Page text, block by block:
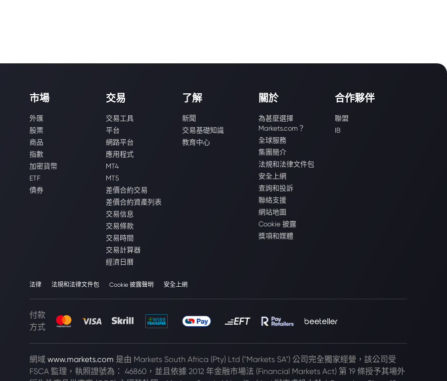
市場
外匯
股票
商品
指數
加密貨幣
ETF
債券
交易
交易工具
平台
網路平台
應用程式
MT4
MT5
差價合約交易
差價合約資產列表
交易信息
交易條款
交易時間
交易計算器
經濟日曆
了解
新聞
交易基礎知識
教育中心
關於
為甚麼選擇
Markets.com？
全球服務
集團簡介
法規和法律文件包
安全上網
查詢和投訴
聯絡支援
網站地圖
Cookie 披露
獎項和媒體
合作夥伴
聯盟
IB
法律 法規和法律文件包 Cookie 披露聲明 安全上網
付款
方式
網域 www.markets.com 是由 Markets South Africa (Pty) Ltd ("Markets SA") 公司完全獨家經營，該公司受
FSCA 監理，執照證號為： 46860，並且依據 2012 年金融市場法 (Financial Markets Act) 第 19 條授予其場外